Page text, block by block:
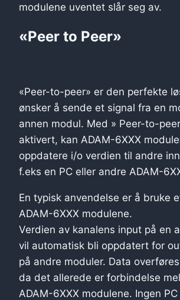
modulene uventet slår seg av.
«Peer to Peer»
«Peer-to-peer» er den perfekte
ønsker å sende et signal fra en
annen modul. Med » Peer-to-
aktivert, kan ADAM-6XXX
oppdatere i/o verdien til andre
f.eks en PC eller andre ADAM-
En typisk anvendelse er å bruke
ADAM-6XXX modulene.
Verdien av kanalens input på en
vil automatisk bli oppdatert for
på andre moduler. Data
da det allerede er forbindelse
ADAM-6XXX modulene. Ingen